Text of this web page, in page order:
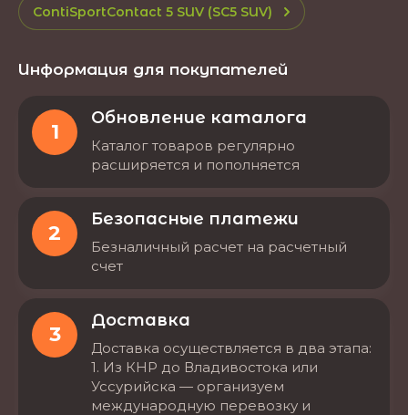
ContiSportContact 5 SUV (SC5 SUV)
Информация для покупателей
1
Обновление каталога
Каталог товаров регулярно
расширяется и пополняется
2
Безопасные платежи
Безналичный расчет на расчетный
счет
3
Доставка
Доставка осуществляется в два этапа:
1. Из КНР до Владивостока или
Уссурийска — организуем
международную перевозку и